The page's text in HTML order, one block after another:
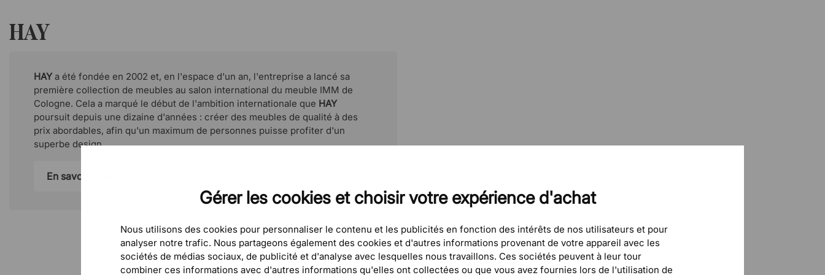
Gérer les cookies et choisir votre expérience d'achat
Nous utilisons des cookies pour personnaliser le contenu et les publicités en fonction des intérêts de nos utilisateurs et pour
analyser notre trafic. Nous partageons également des cookies et d'autres informations provenant de votre appareil avec les
sociétés de médias sociaux, de publicité et d'analyse avec lesquelles nous travaillons. Ces sociétés peuvent à leur tour
combiner ces informations avec d'autres informations qu'elles ont collectées ou que vous avez fournies lors de l'utilisation de
HAY
HAYa été fondée en 2002 et, en l'espace d'un an, l'entreprise a lancé sa
première collection de meubles au salon international du meuble IMM de
Cologne. Cela a marqué le début de l'ambition internationale que HAY
poursuit depuis une dizaine d'années : créer des meubles de qualité à des
prix abordables, afin qu'un maximum de personnes puisse profiter d'un
superbe design.
En savoir plus